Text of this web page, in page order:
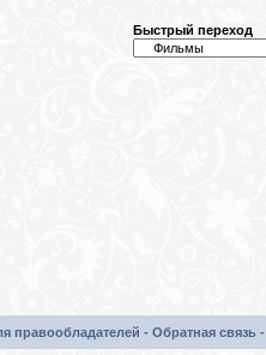
Быстрый переход
правообладателей - Обратная связь -